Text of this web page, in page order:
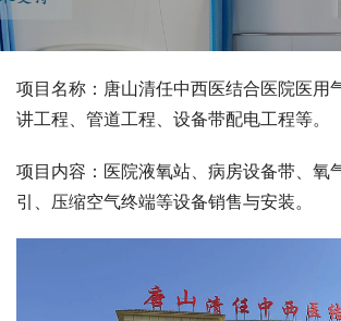
项目名称：唐山清任中西医结合医院医用
讲工程、管道工程、设备带配电工程等。
项目内容：医院液氧站、病房设备带、氧
引、压缩空气终端等设备销售与安装。